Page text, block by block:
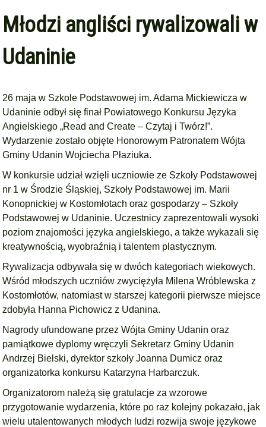
Młodzi angliści rywalizowali w
Udaninie
26 maja w Szkole Podstawowej im. Adama Mickiewicza w
Udaninie odbył się finał Powiatowego Konkursu Języka
Angielskiego „Read and Create – Czytaj i Twórz!”.
Wydarzenie zostało objęte Honorowym Patronatem Wójta
Gminy Udanin Wojciecha Płaziuka.
W konkursie udział wzięli uczniowie ze Szkoły Podstawowej
nr 1 w Środzie Śląskiej, Szkoły Podstawowej im. Marii
Konopnickiej w Kostomłotach oraz gospodarzy – Szkoły
Podstawowej w Udaninie. Uczestnicy zaprezentowali wysoki
poziom znajomości języka angielskiego, a także wykazali się
kreatywnością, wyobraźnią i talentem plastycznym.
Rywalizacja odbywała się w dwóch kategoriach wiekowych.
Wśród młodszych uczniów zwyciężyła Milena Wróblewska z
Kostomłotów, natomiast w starszej kategorii pierwsze miejsce
zdobyła Hanna Pichowicz z Udanina.
Nagrody ufundowane przez Wójta Gminy Udanin oraz
pamiątkowe dyplomy wręczyli Sekretarz Gminy Udanin
Andrzej Bielski, dyrektor szkoły Joanna Dumicz oraz
organizatorka konkursu Katarzyna Harbarczuk.
Organizatorom należą się gratulacje za wzorowe
przygotowanie wydarzenia, które po raz kolejny pokazało, jak
wielu utalentowanych młodych ludzi rozwija swoje językowe